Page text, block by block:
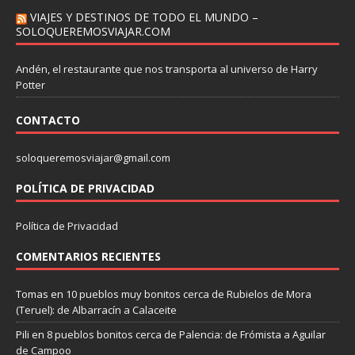
VIAJES Y DESTINOS DE TODO EL MUNDO –
SOLOQUEREMOSVIAJAR.COM
Andén, el restaurante que nos transporta al universo de Harry
Potter
CONTACTO
soloqueremosviajar@gmail.com
POLÍTICA DE PRIVACIDAD
Política de Privacidad
COMENTARIOS RECIENTES
Tomas en 10 pueblos muy bonitos cerca de Rubielos de Mora
(Teruel): de Albarracín a Calaceite
Pili en 8 pueblos bonitos cerca de Palencia: de Frómista a Aguilar
de Campoo